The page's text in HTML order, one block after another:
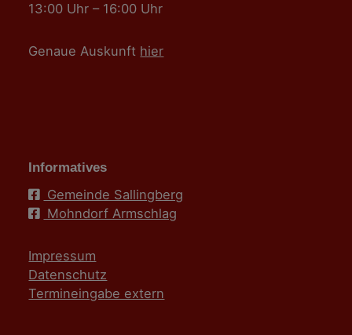
13:00 Uhr – 16:00 Uhr
Genaue Auskunft hier
Informatives
Gemeinde Sallingberg
Mohndorf Armschlag
Impressum
Datenschutz
Termineingabe extern